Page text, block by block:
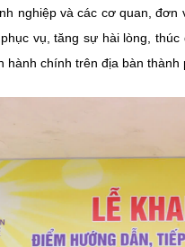
nghiệp và các cơ quan,
vụ, tăng sự hài lòng,
hành chính trên địa bàn thành